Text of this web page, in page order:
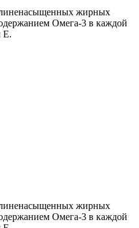
жирных
Омега-3 в каждой
Е.
жирных
Омега-3 в каждой